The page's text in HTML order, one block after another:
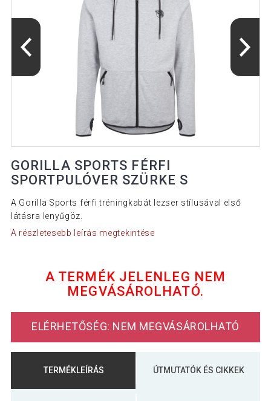
GORILLA SPORTS FÉRFI
SPORTPULÓVER SZÜRKE S
A Gorilla Sports férfi tréningkabát lezser stílusával első
látásra lenyűgöz.
A részletesebb leírás megtekintése
A TERMÉK JELENLEG NEM
MEGVÁSÁROLHATÓ.
ELÉRHETŐSÉG: NEM MEGVÁSÁROLHATÓ
TERMÉKLEÍRÁS ÚTMUTATÓK ÉS CIKKEK